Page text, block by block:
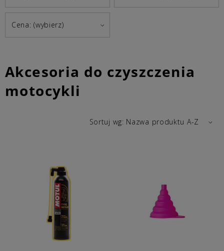
Cena: (wybierz)
Akcesoria do czyszczenia
motocykli
Sortuj wg: Nazwa produktu A-Z